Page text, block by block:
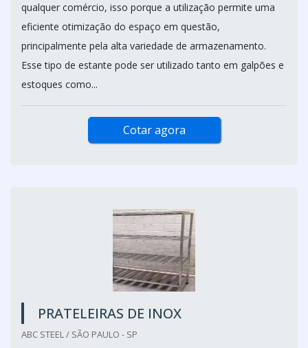
qualquer comércio, isso porque a utilização permite uma
eficiente otimização do espaço em questão,
principalmente pela alta variedade de armazenamento.
Esse tipo de estante pode ser utilizado tanto em galpões e
estoques como...
Cotar agora
PRATELEIRAS DE INOX
ABC STEEL / SÃO PAULO - SP